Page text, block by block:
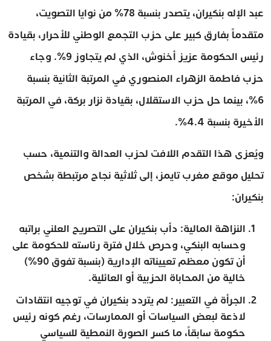
عبد الإله بنكيران، يتصدر بنسبة 78% من نوايا التصويت،
متقدماً بفارق كبير على حزب التجمع الوطني للأحرار، بقيادة
رئيس الحكومة عزيز أخنوش، الذي لم يتجاوز 9%. وجاء
حزب فاطمة الزهراء المنصوري في المرتبة الثانية بنسبة
6%، بينما حل حزب الاستقلال، بقيادة نزار بركة، في المرتبة
الأخيرة بنسبة 4.4%.
ويُعزى هذا التقدم اللافت لحزب العدالة والتنمية، حسب
تحليل موقع مغرب تايمز، إلى ثلاثية نجاح مرتبطة بشخص
بنكيران:
النزاهة المالية: دأب بنكيران على التصريح العلني براتبه
وحسابه البنكي، وحرص خلال فترة رئاسته للحكومة على
أن تكون معظم تعييناته الإدارية (بنسبة تفوق 90%)
خالية من المحاباة الحزبية أو العائلية.
الجرأة في التعبير: لم يتردد بنكيران في توجيه انتقادات
لاذعة لبعض السياسات أو الممارسات، رغم كونه رئيس
حكومة سابقاً، ما كسر الصورة النمطية للسياسي